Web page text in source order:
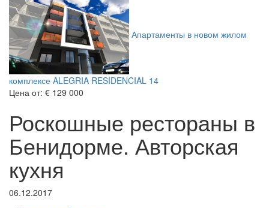
Апартаменты в новом жилом
комплексе ALEGRIA RESIDENCIAL 14
Цена от: € 129 000
Роскошные рестораны в
Бенидорме. Авторская
кухня
06.12.2017